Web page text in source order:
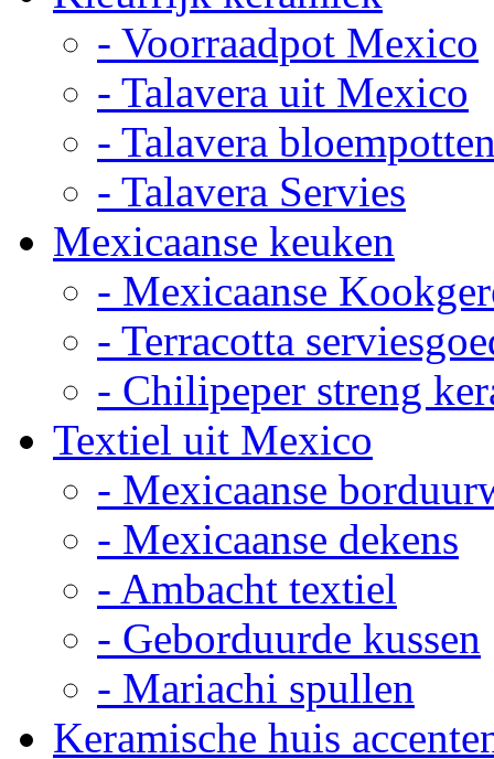
- Voorraadpot Mexico
- Talavera uit Mexico
- Talavera
- Talavera Servies
Mexicaanse keuken
- Mexicaanse
- Terracotta
- Chilipeper streng
Textiel uit Mexico
- Mexicaanse
- Mexicaanse dekens
- Ambacht textiel
- Geborduurde kussen
- Mariachi spullen
Keramische huis